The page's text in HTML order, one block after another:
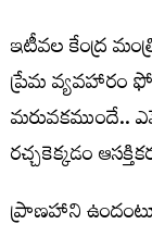
ఇటీవల కేంద్ర
ప్రేమ వ్యవహారం
మరువకముందే..
రచ్చకెక్కడం
ప్రాణహాని